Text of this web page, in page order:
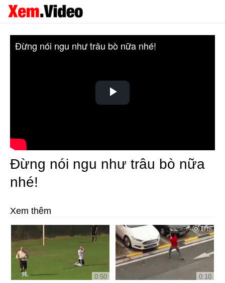
Play
Đừng nói ngu như trâu bò nữa nhé!
Đừng nói ngu như trâu bò nữa
nhé!
Xem thêm
0:50 0:10